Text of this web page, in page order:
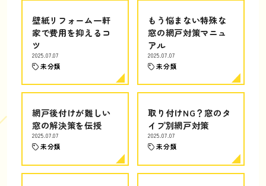
壁紙リフォーム一軒
家で費用を抑えるコ
ツ
2025.07.07
未分類
もう悩まない特殊な
窓の網戸対策マニュ
アル
2025.07.07
未分類
網戸後付けが難しい
窓の解決策を伝授
2025.07.07
未分類
取り付けNG？窓のタ
イプ別網戸対策
2025.07.07
未分類